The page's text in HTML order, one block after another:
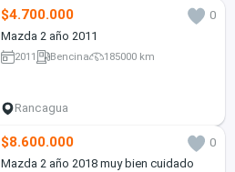
$4.700.000
0
Mazda 2 año 2011
2011 Bencina 185000 km
Rancagua
$8.600.000
0
Mazda 2 año 2018 muy bien cuidado